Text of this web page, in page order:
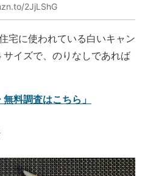
2JjLShG
宅に使われている白いキャン
イズで、のりなしであれば
料調査はこちら」